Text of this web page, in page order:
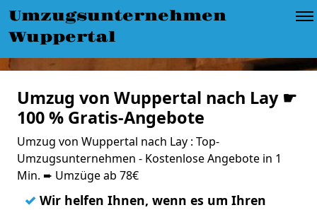
Umzugsunternehmen
Wuppertal
Umzug von Wuppertal nach Lay ☛
100 % Gratis-Angebote
Umzug von Wuppertal nach Lay : Top-
Umzugsunternehmen - Kostenlose Angebote in 1
Min. ➨ Umzüge ab 78€
✓ Wir helfen Ihnen, wenn es um Ihren